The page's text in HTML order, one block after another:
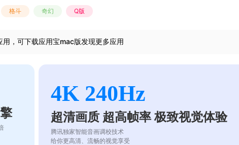
格斗 奇幻 Q版
，可下载应用宝mac版发现更多应用
4K 240Hz
超清画质 超高帧率 极致视觉体验
腾讯独家智能音画调校技术
给你更高清、流畅的视觉享受